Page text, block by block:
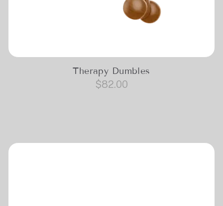
Therapy Dumbles
$82.00